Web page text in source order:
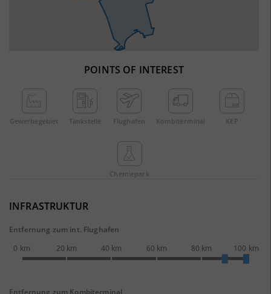
POINTS OF INTEREST
Gewerbe­gebiet Tankstelle Flughafen Kombi­terminal KEP
Chemie­park
INFRASTRUKTUR
Entfernung zum int. Flughafen
0 km
20 km 40 km 60 km 80 km 100 km
Entfernung zum Kombiterminal